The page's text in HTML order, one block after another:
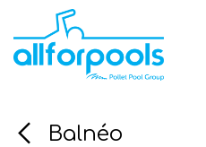
Se rendre au contenu
Balnéo